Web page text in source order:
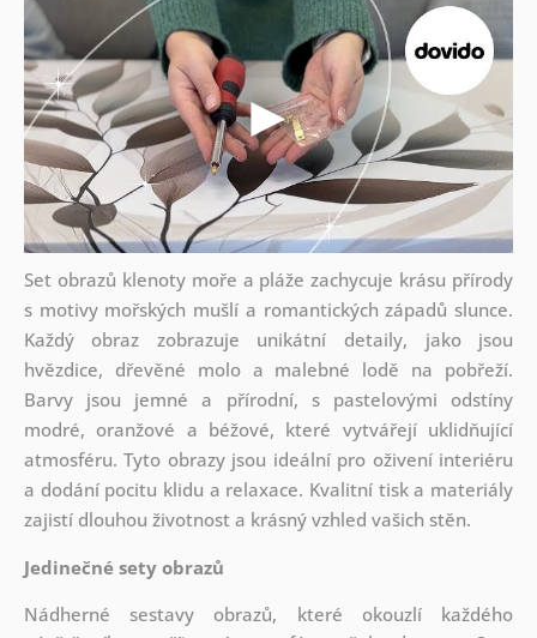
Set obrazů klenoty moře a pláže zachycuje krásu přírody
s motivy mořských mušlí a romantických západů slunce.
Každý obraz zobrazuje unikátní detaily, jako jsou
hvězdice, dřevěné molo a malebné lodě na pobřeží.
Barvy jsou jemné a přírodní, s pastelovými odstíny
modré, oranžové a béžové, které vytvářejí uklidňující
atmosféru. Tyto obrazy jsou ideální pro oživení interiéru
a dodání pocitu klidu a relaxace. Kvalitní tisk a materiály
zajistí dlouhou životnost a krásný vzhled vašich stěn.
Jedinečné sety obrazů
Nádherné sestavy obrazů, které okouzlí každého